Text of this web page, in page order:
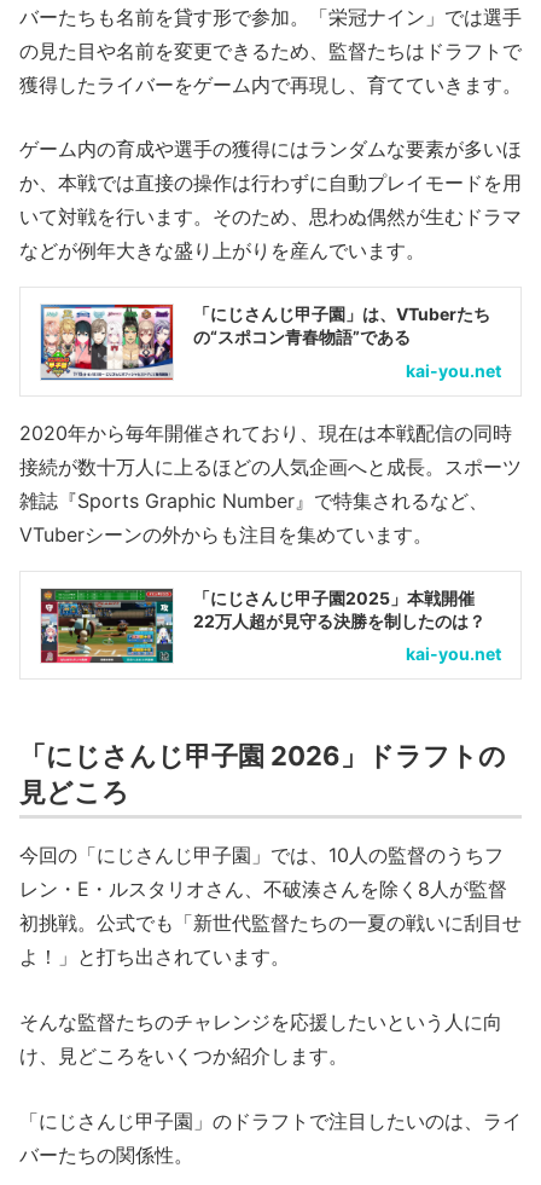
バーたちも名前を貸す形で参加。「栄冠ナイン」では選手
の見た目や名前を変更できるため、監督たちはドラフトで
獲得したライバーをゲーム内で再現し、育てていきます。
ゲーム内の育成や選手の獲得にはランダムな要素が多いほ
か、本戦では直接の操作は行わずに自動プレイモードを用
いて対戦を行います。そのため、思わぬ偶然が生むドラマ
などが例年大きな盛り上がりを産んでいます。
「にじさんじ甲子園」は、VTuberたち
の“スポコン青春物語”である
kai-you.net
2020年から毎年開催されており、現在は本戦配信の同時
接続が数十万人に上るほどの人気企画へと成長。スポーツ
雑誌『Sports Graphic Number』で特集されるなど、
VTuberシーンの外からも注目を集めています。
「にじさんじ甲子園2025」本戦開催
22万人超が見守る決勝を制したのは？
kai-you.net
「にじさんじ甲子園 2026」ドラフトの
見どころ
今回の「にじさんじ甲子園」では、10人の監督のうちフ
レン・E・ルスタリオさん、不破湊さんを除く8人が監督
初挑戦。公式でも「新世代監督たちの一夏の戦いに刮目せ
よ！」と打ち出されています。
そんな監督たちのチャレンジを応援したいという人に向
け、見どころをいくつか紹介します。
「にじさんじ甲子園」のドラフトで注目したいのは、ライ
バーたちの関係性。